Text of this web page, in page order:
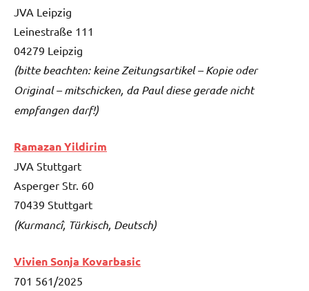
JVA Leipzig
Leinestraße 111
04279 Leipzig
(bitte beachten: keine Zeitungsartikel – Kopie oder
Original – mitschicken, da Paul diese gerade nicht
empfangen darf!)
Ramazan Yildirim
JVA Stuttgart
Asperger Str. 60
70439 Stuttgart
(Kurmancî, Türkisch, Deutsch)
Vivien Sonja Kovarbasic
701 561/2025